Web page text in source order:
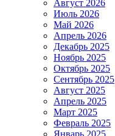
Август 2026
Июль 2026
Май 2026
Апрель 2026
Декабрь 2025
Ноябрь 2025
Октябрь 2025
Сентябрь 2025
Август 2025
Апрель 2025
Март 2025
Февраль 2025